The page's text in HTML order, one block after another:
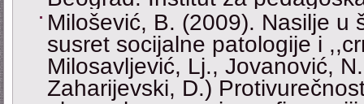
Milošević, B. (2009). Nasilјe u
susret socijalne patologije i
Milosavljević, Lj., Jovanović,
Zaharijevski, D.)